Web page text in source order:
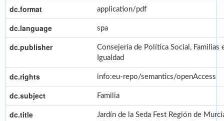
dc.format application/pdf
dc.language spa
dc.publisher
Consejería de Política Social, Familias
Igualdad
dc.rights info:eu-repo/semantics/openAccess
dc.subject Familia
dc.title
Jardín de la Seda Fest Región de